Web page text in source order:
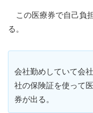
この医療券で自己負
る。
会社勤めしていて会
社の保険証を使って
券が出る。